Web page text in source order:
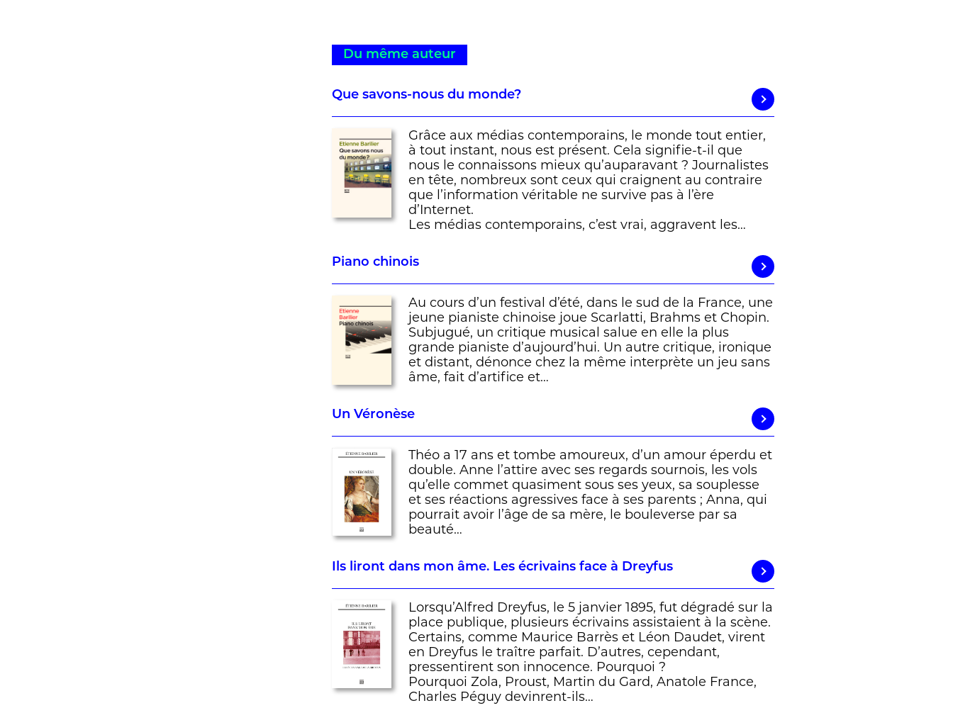
Du même auteur
Que savons-nous du monde?
Grâce aux médias contemporains, le monde tout entier,
à tout instant, nous est présent. Cela signifie-t-il que
nous le connaissons mieux qu’auparavant ? Journalistes
en tête, nombreux sont ceux qui craignent au contraire
que l’information véritable ne survive pas à l’ère
d’Internet.
Les médias contemporains, c’est vrai, aggravent les…
Piano chinois
Au cours d’un festival d’été, dans le sud de la France, une
jeune pianiste chinoise joue Scarlatti, Brahms et Chopin.
Subjugué, un critique musical salue en elle la plus
grande pianiste d’aujourd’hui. Un autre critique, ironique
et distant, dénonce chez la même interprète un jeu sans
âme, fait d’artifice et…
Un Véronèse
Théo a 17 ans et tombe amoureux, d’un amour éperdu et
double. Anne l’attire avec ses regards sournois, les vols
qu’elle commet quasiment sous ses yeux, sa souplesse
et ses réactions agressives face à ses parents ; Anna, qui
pourrait avoir l’âge de sa mère, le bouleverse par sa
beauté…
Ils liront dans mon âme. Les écrivains face à Dreyfus
Lorsqu’Alfred Dreyfus, le 5 janvier 1895, fut dégradé sur la
place publique, plusieurs écrivains assistaient à la scène.
Certains, comme Maurice Barrès et Léon Daudet, virent
en Dreyfus le traître parfait. D’autres, cependant,
pressentirent son innocence. Pourquoi ?
Pourquoi Zola, Proust, Martin du Gard, Anatole France,
Charles Péguy devinrent-ils…